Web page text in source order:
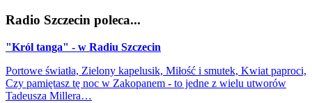
Radio Szczecin poleca...
"Król tanga" - w Radiu Szczecin
Portowe światła, Zielony kapelusik, Miłość i smutek, Kwiat paproci,
Czy pamiętasz tę noc w Zakopanem - to jedne z wielu utworów
Tadeusza Millera…